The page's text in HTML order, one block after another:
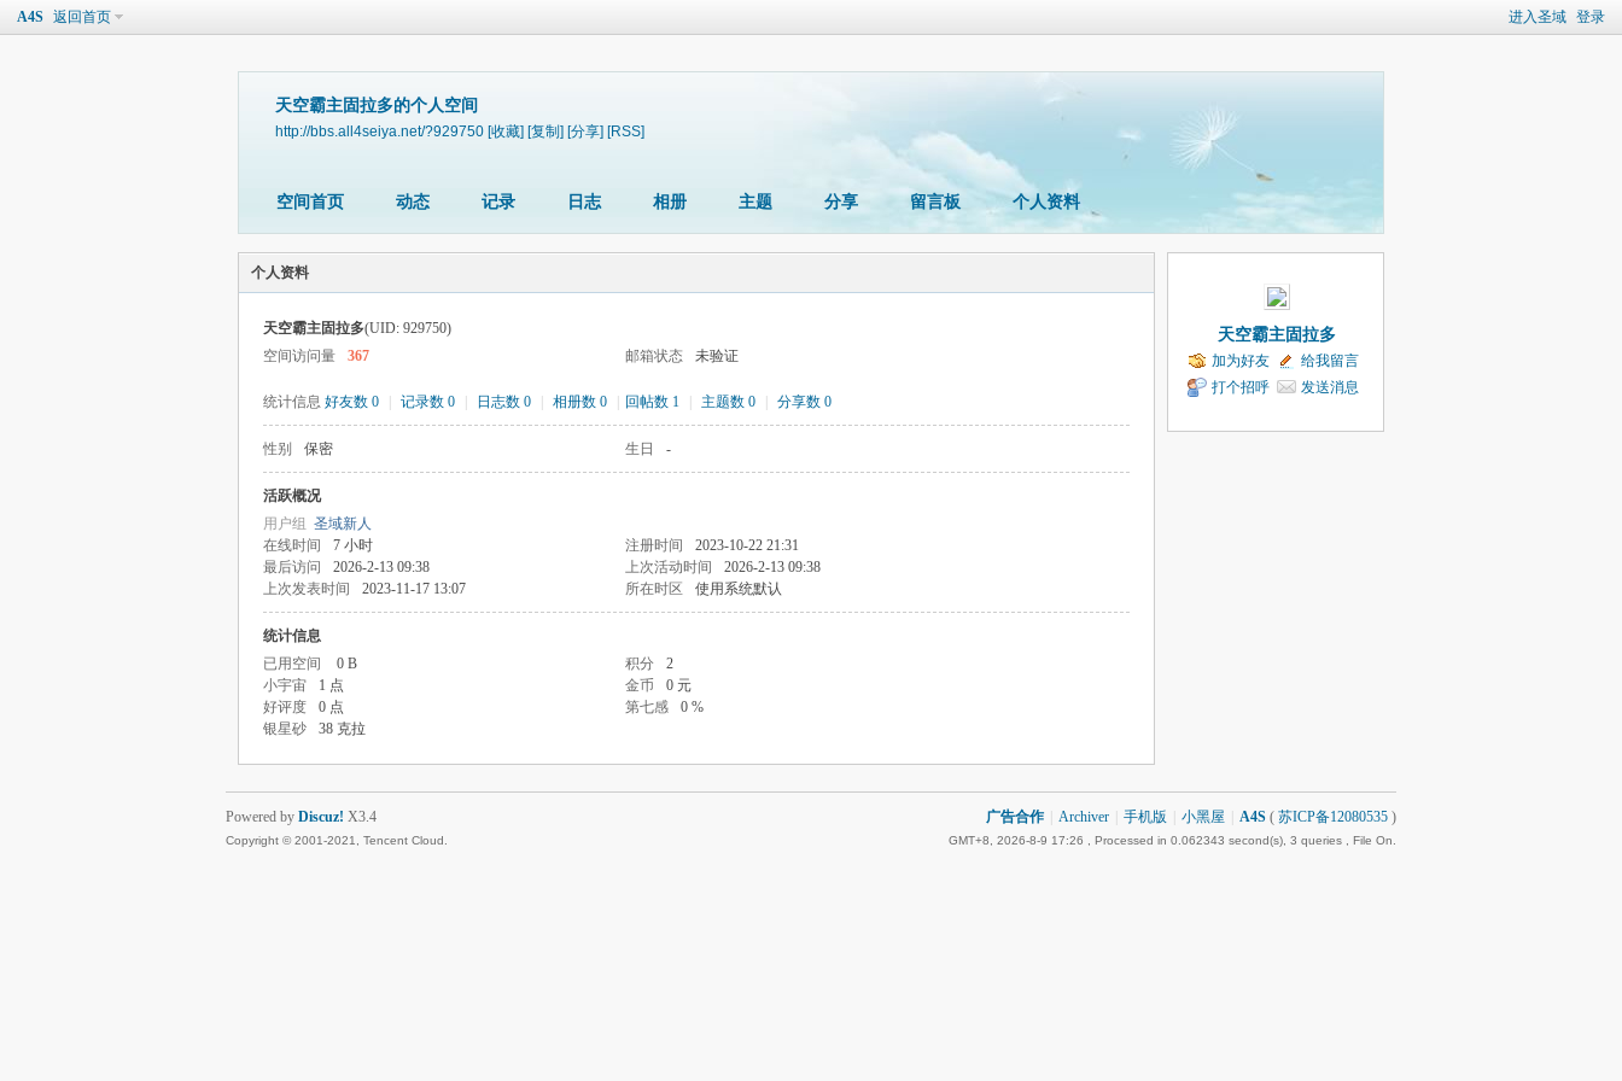
进入圣域 登录
A4S 返回首页
天空霸主固拉多的个人空间
http://bbs.all4seiya.net/?929750 [收藏] [复制] [分享] [RSS]
空间首页 动态 记录 日志 相册 主题 分享 留言板 个人资料
个人资料
天空霸主固拉多(UID: 929750)
空间访问量
367 邮箱状态 未验证
统计信息 好友数 0 记录数 0 日志数 0 相册数 0 回帖数 1 主题数 0 分享数 0
性别 保密 生日 -
活跃概况
用户组 圣域新人
在线时间
7 小时 注册时间
2023-10-22 21:31
最后访问
2026-2-13 09:38 上次活动时间
2026-2-13 09:38
上次发表时间
2023-11-17 13:07 所在时区 使用系统默认
统计信息
已用空间
0 B 积分
2
小宇宙
1 点 金币
0 元
好评度
0 点 第七感
0 %
银星砂
38 克拉
天空霸主固拉多
加为好友
给我留言
打个招呼
发送消息
广告合作 Archiver 手机版 小黑屋 A4S ( 苏ICP备12080535 )
GMT+8, 2026-8-9 17:26 , Processed in 0.062343 second(s), 3 queries , File On.
Powered by Discuz! X3.4
Copyright © 2001-2021, Tencent Cloud.